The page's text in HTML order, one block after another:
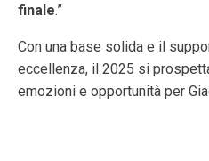
finale.”
Con una base solida e il
eccellenza, il 2025 si
emozioni e opportunità per